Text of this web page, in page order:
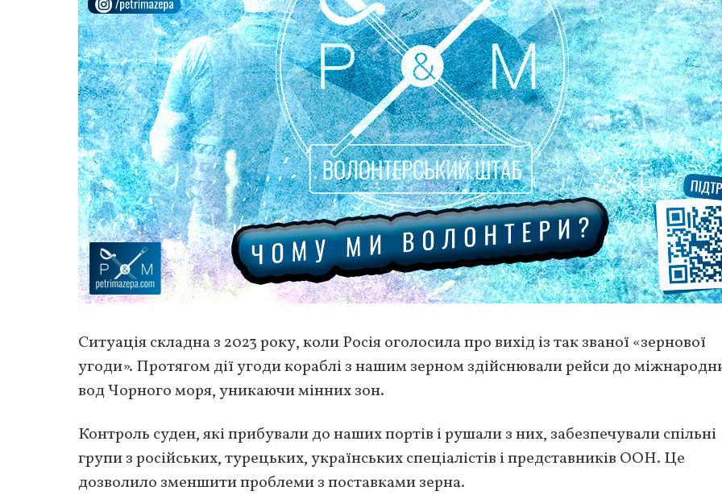
Ситуація складна з 2023 року, коли Росія оголосила про вихід із так званої «зернової
угоди». Протягом дії угоди кораблі з нашим зерном здійснювали рейси до
вод Чорного моря, уникаючи мінних зон.
Контроль суден, які прибували до наших портів і рушали з них, забезпечували спільні
групи з російських, турецьких, українських спеціалістів і представників ООН. Це
дозволило зменшити проблеми з поставками зерна.